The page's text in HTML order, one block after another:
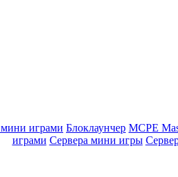
играми Блоклаунчер MCPE
играми Сервера мини игры